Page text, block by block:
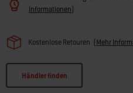
Informationen)
Kostenlose Retouren (Mehr
Händler finden